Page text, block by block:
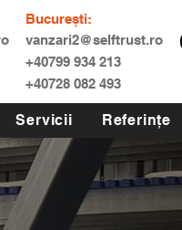
București:
vanzari2@selftrust.ro
+40799 934 213
+40728 082 493
Servicii Referințe